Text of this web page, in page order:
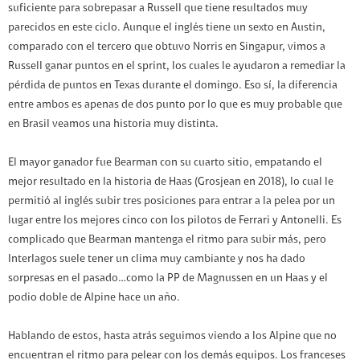
suficiente para sobrepasar a Russell que tiene resultados muy
parecidos en este ciclo. Aunque el inglés tiene un sexto en Austin,
comparado con el tercero que obtuvo Norris en Singapur, vimos a
Russell ganar puntos en el sprint, los cuales le ayudaron a remediar la
pérdida de puntos en Texas durante el domingo. Eso sí, la diferencia
entre ambos es apenas de dos punto por lo que es muy probable que
en Brasil veamos una historia muy distinta.
El mayor ganador fue Bearman con su cuarto sitio, empatando el
mejor resultado en la historia de Haas (Grosjean en 2018), lo cual le
permitió al inglés subir tres posiciones para entrar a la pelea por un
lugar entre los mejores cinco con los pilotos de Ferrari y Antonelli. Es
complicado que Bearman mantenga el ritmo para subir más, pero
Interlagos suele tener un clima muy cambiante y nos ha dado
sorpresas en el pasado…como la PP de Magnussen en un Haas y el
podio doble de Alpine hace un año.
Hablando de estos, hasta atrás seguimos viendo a los Alpine que no
encuentran el ritmo para pelear con los demás equipos. Los franceses